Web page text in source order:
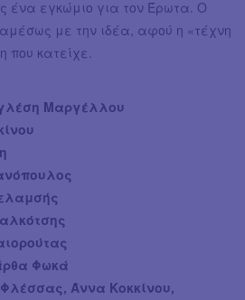
ένα εγκώμιο για τον Έρωτα. Ο
με την ιδέα, αφού η «τέχνη
που κατείχε.
Μαργέλλου
Φωκά
Άννα Κοκκίνου,